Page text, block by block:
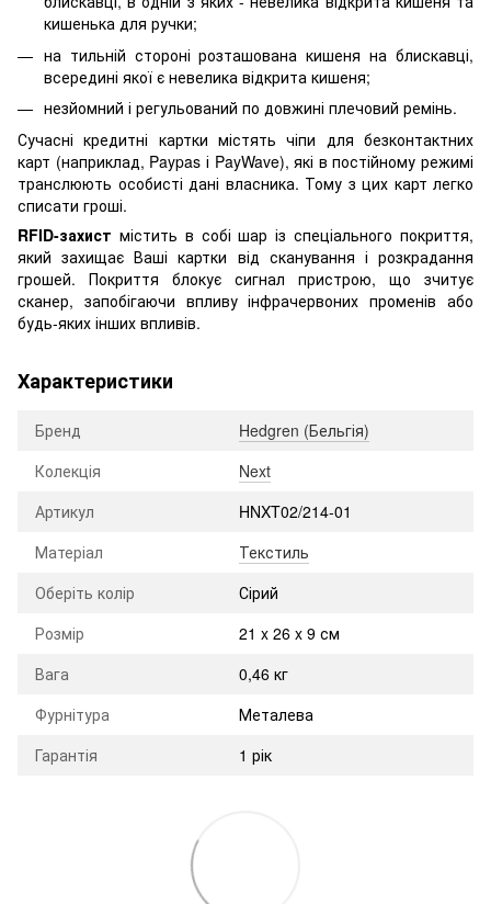
кишенька для ручки;
на тильній стороні розташована кишеня на блискавці,
всередині якої є невелика відкрита кишеня;
незйомний і регульований по довжині плечовий ремінь.
Сучасні кредитні картки містять чіпи для безконтактних
карт (наприклад, Paypas і PayWave), які в постійному режимі
транслюють особисті дані власника. Тому з цих карт легко
списати гроші.
RFID-захист містить в собі шар із спеціального покриття,
який захищає Ваші картки від сканування і розкрадання
грошей. Покриття блокує сигнал пристрою, що зчитує
сканер, запобігаючи впливу інфрачервоних променів або
будь-яких інших впливів.
Характеристики
Бренд
Hedgren (Бельгія)
Колекція
Next
Артикул
HNXT02/214-01
Матеріал
Текстиль
Оберіть колір
Сірий
Розмір
21 x 26 x 9 см
Вага
0,46 кг
Фурнітура
Металева
Гарантія
1 рік